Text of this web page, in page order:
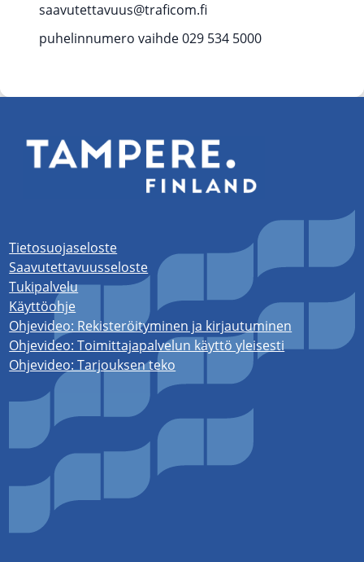
saavutettavuus@traficom.fi
puhelinnumero vaihde 029 534 5000
Tietosuojaseloste
Saavutettavuusseloste
Tukipalvelu
Käyttöohje
Ohjevideo: Rekisteröityminen ja kirjautuminen
Ohjevideo: Toimittajapalvelun käyttö yleisesti
Ohjevideo: Tarjouksen teko